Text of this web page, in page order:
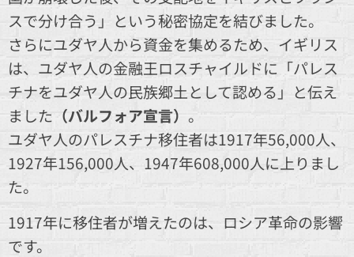
スで分け合う」という秘密協定を結びました。
さらにユダヤ人から資金を集めるため、イギリス
は、ユダヤ人の金融王ロスチャイルドに「パレス
チナをユダヤ人の民族郷土として認める」と伝え
ました （バルフォア宣言） 。
ユダヤ人のパレスチナ移住者は1917年56,000人、
1927年156,000人、1947年608,000人に上りまし
た。
1917年に移住者が増えたのは、ロシア革命の影響
です。